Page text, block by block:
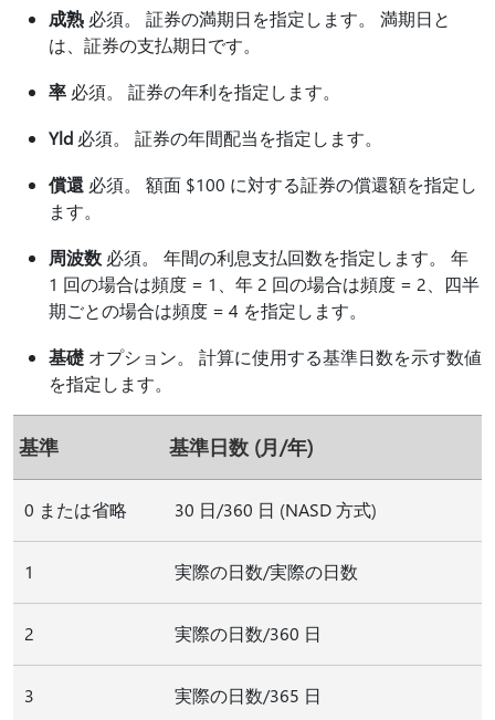
成熟 必須。 証券の満期日を指定します。 満期日と
は、証券の支払期日です。
率 必須。 証券の年利を指定します。
Yld 必須。 証券の年間配当を指定します。
償還 必須。 額面 $100 に対する証券の償還額を指定し
ます。
周波数 必須。 年間の利息支払回数を指定します。 年
1 回の場合は頻度 = 1、年 2 回の場合は頻度 = 2、四半
期ごとの場合は頻度 = 4 を指定します。
基礎 オプション。 計算に使用する基準日数を示す数値
を指定します。
基準 基準日数 (月/年)
0 または省略 30 日/360 日 (NASD 方式)
1 実際の日数/実際の日数
2 実際の日数/360 日
3 実際の日数/365 日